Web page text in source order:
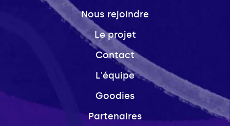
Nous rejoindre
Le projet
Contact
L'équipe
Goodies
Partenaires